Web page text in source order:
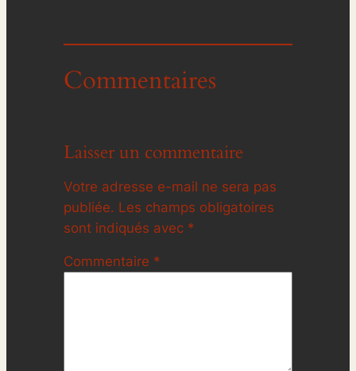
Commentaires
Laisser un commentaire
Votre adresse e-mail ne sera pas
publiée. Les champs obligatoires
sont indiqués avec *
Commentaire *